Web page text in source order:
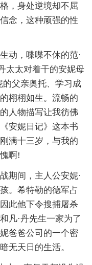
，身处逆境却不屈
念，这种顽强的性
动，喋喋不休的范·
太太对着干的安妮母
的父亲奥托、学习成
栩栩如生。流畅的
人物描写让我彷佛
安妮日记》这本书
满十三岁，与我的
啊!
期间，主人公安妮·
。希特勒的德军占
此他下令搜捕屠杀
凡·丹先生一家为了
爸爸公司的一个密
无天日的生活。